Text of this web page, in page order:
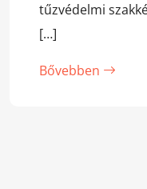
tűzvédelmi
[…]
Bővebben